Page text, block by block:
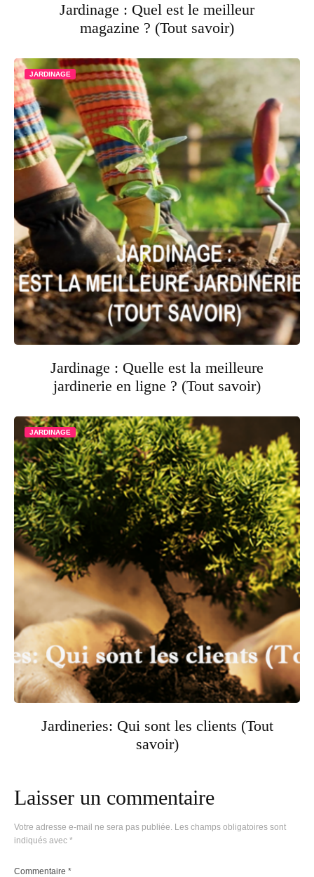
Jardinage : Quel est le meilleur
magazine ? (Tout savoir)
JARDINAGE
Jardinage : Quelle est la meilleure
jardinerie en ligne ? (Tout savoir)
JARDINAGE
Jardineries: Qui sont les clients (Tout
savoir)
Laisser un commentaire
Votre adresse e-mail ne sera pas publiée. Les champs obligatoires sont
indiqués avec *
Commentaire *